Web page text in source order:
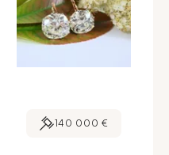
140 000 €